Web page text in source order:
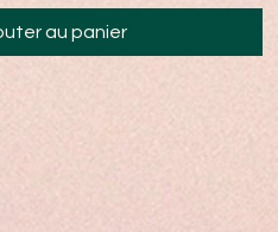
au panier